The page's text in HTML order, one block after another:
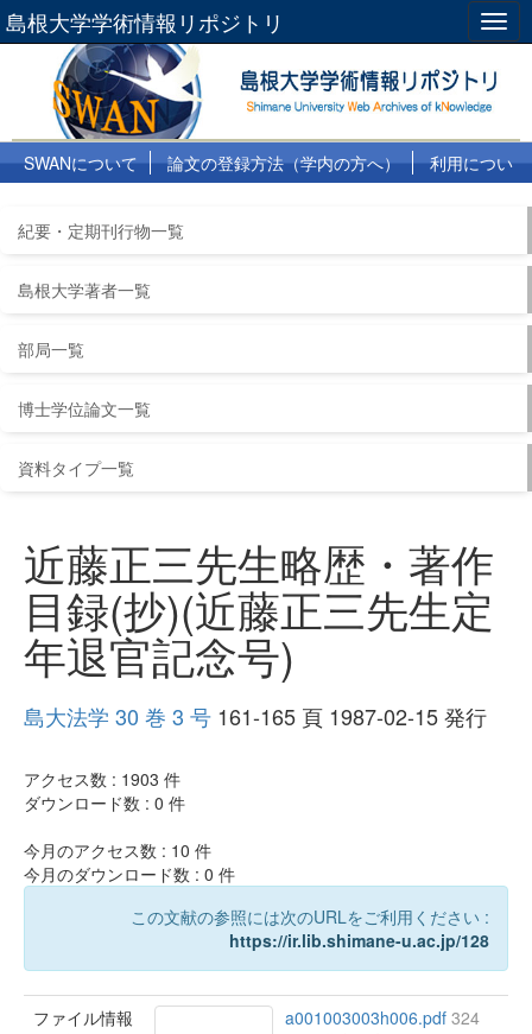
島根大学学術情報リポジトリ
SWANについて 論文の登録方法（学内の方へ）
利用につい
紀要・定期刊行物一覧
島根大学著者一覧
部局一覧
博士学位論文一覧
資料タイプ一覧
近藤正三先生略歴・著作
目録(抄)(近藤正三先生定
年退官記念号)
島大法学 30 巻 3 号 161-165 頁 1987-02-15 発行
アクセス数 : 1903 件
ダウンロード数 : 0 件
今月のアクセス数 : 10 件
今月のダウンロード数 : 0 件
この文献の参照には次のURLをご利用ください :
https://ir.lib.shimane-u.ac.jp/128
ファイル情報
a001003003h006.pdf 324